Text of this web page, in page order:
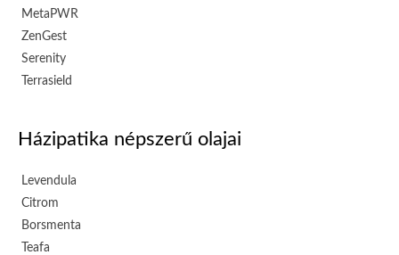
MetaPWR
ZenGest
Serenity
Terrasield
Házipatika népszerű olajai
Levendula
Citrom
Borsmenta
Teafa